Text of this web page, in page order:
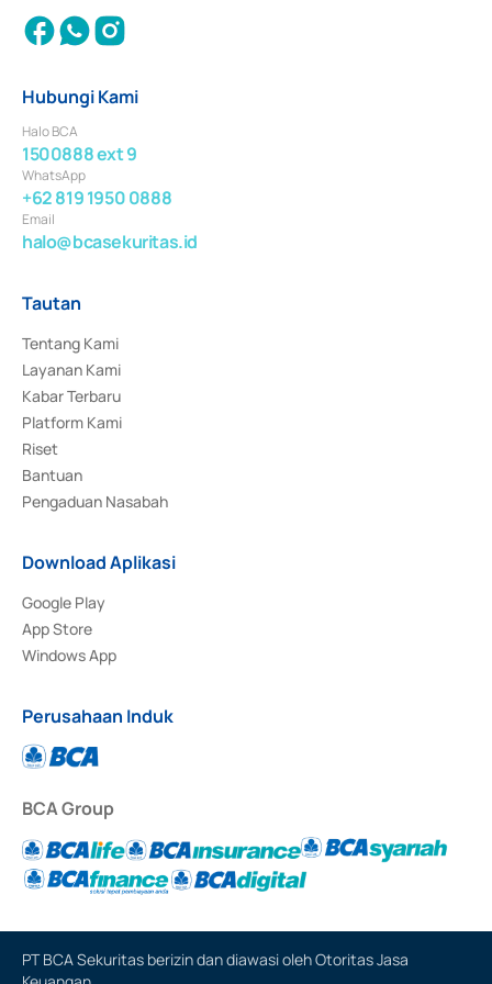
Hubungi Kami
Halo BCA
1500888 ext 9
WhatsApp
+62 819 1950 0888
Email
halo@bcasekuritas.id
Tautan
Tentang Kami
Layanan Kami
Kabar Terbaru
Platform Kami
Riset
Bantuan
Pengaduan Nasabah
Download Aplikasi
Google Play
App Store
Windows App
Perusahaan Induk
BCA Group
PT BCA Sekuritas berizin dan diawasi oleh Otoritas Jasa